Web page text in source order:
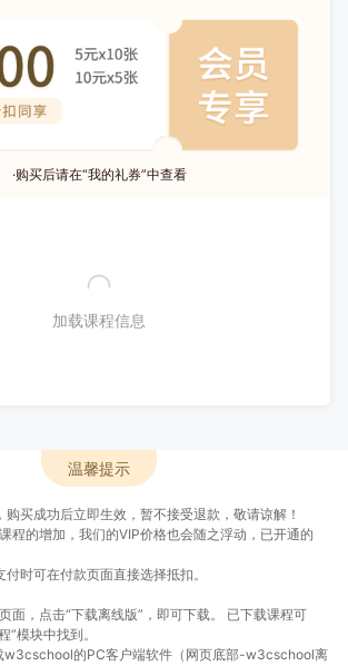
·购买后请在“我的礼券”中查看
加载课程信息
温馨提示
买成功后立即生效，暂不接受退款，敬请谅解！
程的增加，我们的VIP价格也会随之浮动，已开通的
时可在付款页面直接选择抵扣。
面，点击“下载离线版”，即可下载。 已下载课程可
”模块中找到。
w3cschool的PC客户端软件（网页底部-w3cschool离